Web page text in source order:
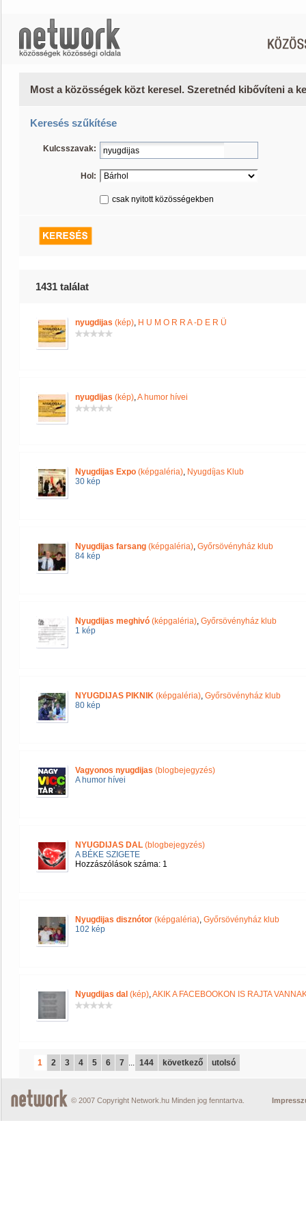
Most a közösségek közt keresel. Szeretnéd kibővíteni a
Keresés szűkítése
Kulcsszavak:
Hol:
csak nyitott közösségekben
1431 találat
nyugdijas (kép), H U M O R R A -D E R Ü
nyugdijas (kép),A humor hívei
Nyugdijas Expo (képgaléria), Nyugdíjas Klub
30 kép
Nyugdijas farsang (képgaléria), Győrsövényház klub
84 kép
Nyugdijas meghivó (képgaléria), Győrsövényház klub
1 kép
NYUGDIJAS PIKNIK (képgaléria), Győrsövényház klub
80 kép
Vagyonos nyugdijas (blogbejegyzés)
A humor hívei
NYUGDIJAS DAL (blogbejegyzés)
A BÉKE SZIGETE
Hozzászólások száma: 1
Nyugdijas disznótor (képgaléria), Győrsövényház klub
102 kép
Nyugdijas dal (kép),AKIK A FACEBOOKON IS RAJTA
1 2 3 4 5 6 7 ... 144 következő utolsó
© 2007 Copyright Network.hu Minden jog fenntartva.